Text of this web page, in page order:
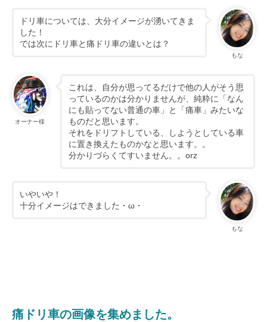
もな
ドリ車については、大分イメージが湧いてきま
した！
では次にドリ車と痛ドリ車の違いとは？
オーナー様
これは、自分が思ってるだけで他の人がそう思
っているのかは分かりませんが、純粋に「なん
にも貼ってない普通の車」と「痛車」みたいな
ものだと思います。
それをドリフトしている、しようとしている車
に置き換えたものかなと思います。。
分かりづらくてすいません。。orz
もな
いやいや！
十分イメージはできました・ω・
痛ドリ車の画像を集めました。